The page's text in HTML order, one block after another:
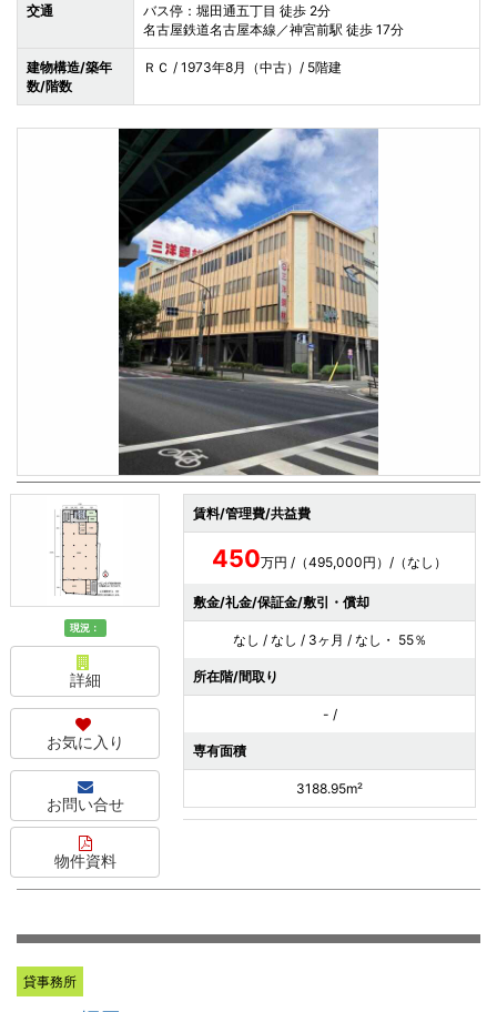
交通
バス停：堀田通五丁目 徒歩 2分
名古屋鉄道名古屋本線／神宮前駅 徒歩 17分
建物構造/築年
数/階数
ＲＣ / 1973年8月（中古）/ 5階建
現況：
詳細
お気に入り
お問い合せ
物件資料
賃料/管理費/共益費
450万円 /（495,000円）/（なし）
敷金/礼金/保証金/敷引・償却
なし / なし / 3ヶ月 / なし・ 55％
所在階/間取り
- /
専有面積
3188.95m²
貸事務所